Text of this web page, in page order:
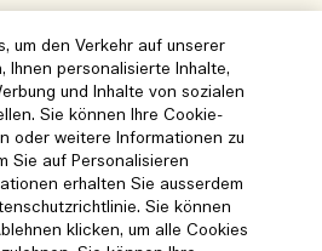
um den Verkehr auf unserer
Ihnen personalisierte Inhalte,
und Inhalte von sozialen
Sie können Ihre Cookie-
oder weitere Informationen zu
Sie auf Personalisieren
erhalten Sie ausserdem
Sie können
klicken, um alle Cookies